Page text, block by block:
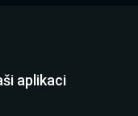
aplikaci